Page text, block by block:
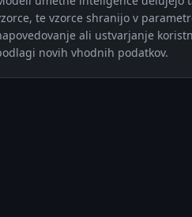
te vzorce shranijo v
ali ustvarjanje
novih vhodnih podatkov.